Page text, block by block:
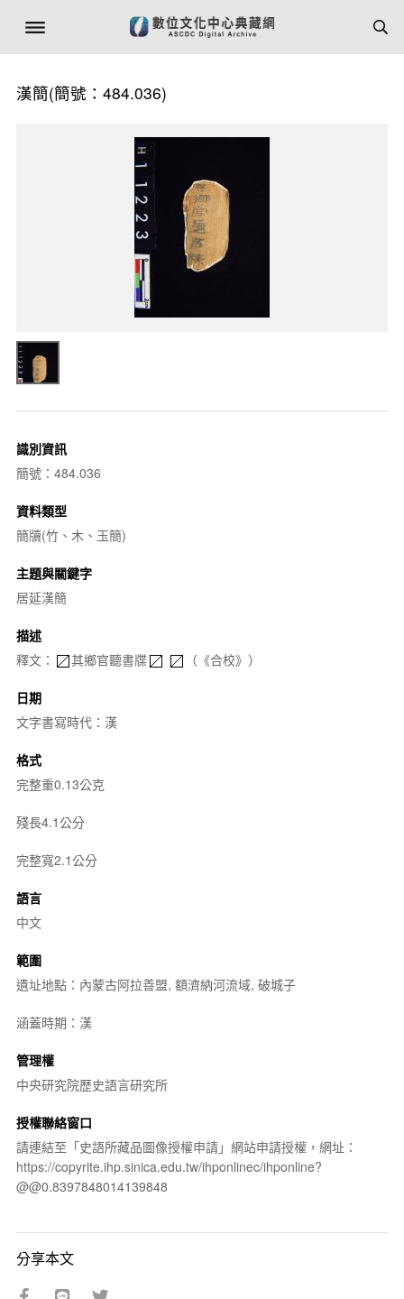
漢簡(簡號：484.036)
識別資訊
簡號：484.036
資料類型
簡牘(竹、木、玉簡)
主題與關鍵字
居延漢簡
描述
釋文：
其鄉官聽書牒 （《合校》）
日期
文字書寫時代：漢
格式
完整重0.13公克
殘長4.1公分
完整寬2.1公分
語言
中文
範圍
遺址地點：內蒙古阿拉善盟, 額濟納河流域, 破城子
涵蓋時期：漢
管理權
中央研究院歷史語言研究所
授權聯絡窗口
請連結至「史語所藏品圖像授權申請」網站申請授權，網址：
https://copyrite.ihp.sinica.edu.tw/ihponlinec/ihponline?
@@0.8397848014139848
分享本文